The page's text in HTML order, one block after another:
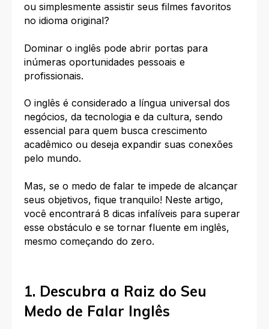
ou simplesmente assistir seus filmes favoritos
no idioma original?
Dominar o inglês pode abrir portas para
inúmeras oportunidades pessoais e
profissionais.
O inglês é considerado a língua universal dos
negócios, da tecnologia e da cultura, sendo
essencial para quem busca crescimento
acadêmico ou deseja expandir suas conexões
pelo mundo.
Mas, se o medo de falar te impede de alcançar
seus objetivos, fique tranquilo! Neste artigo,
você encontrará 8 dicas infalíveis para superar
esse obstáculo e se tornar fluente em inglês,
mesmo começando do zero.
1. Descubra a Raiz do Seu
Medo de Falar Inglês